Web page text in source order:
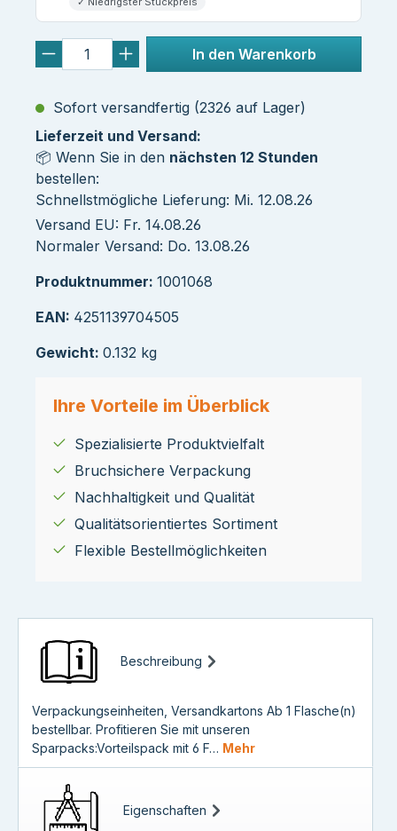
In den Warenkorb
Sofort versandfertig (2326 auf Lager)
Lieferzeit und Versand:
📦 Wenn Sie in den nächsten 12 Stunden
bestellen:
Schnellstmögliche Lieferung: Mi. 12.08.26
Versand EU: Fr. 14.08.26
Normaler Versand: Do. 13.08.26
Produktnummer: 1001068
EAN: 4251139704505
Gewicht: 0.132 kg
Ihre Vorteile im Überblick
Spezialisierte Produktvielfalt
Bruchsichere Verpackung
Nachhaltigkeit und Qualität
Qualitätsorientiertes Sortiment
Flexible Bestellmöglichkeiten
Beschreibung
Verpackungseinheiten, Versandkartons Ab 1 Flasche(n)
bestellbar. Profitieren Sie mit unseren
Sparpacks:Vorteilspack mit 6 F… Mehr
Eigenschaften